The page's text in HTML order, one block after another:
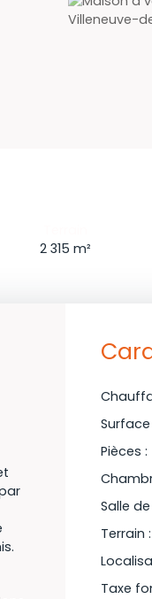
2 315 m²
Surface
Pièces :
Salle
Terrain :
Taxe